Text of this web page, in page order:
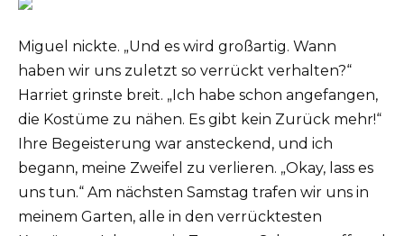
Miguel nickte. „Und es wird großartig. Wann
haben wir uns zuletzt so verrückt verhalten?“
Harriet grinste breit. „Ich habe schon angefangen,
die Kostüme zu nähen. Es gibt kein Zurück mehr!“
Ihre Begeisterung war ansteckend, und ich
begann, meine Zweifel zu verlieren. „Okay, lass es
uns tun.“ Am nächsten Samstag trafen wir uns in
meinem Garten, alle in den verrücktesten